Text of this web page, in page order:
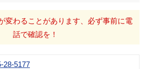
変わることがあります、必ず事前に電
話で確認を！
28-5177